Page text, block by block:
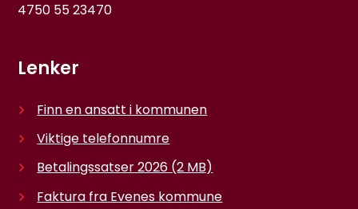
4750 55 23470
Lenker
Finn en ansatt i kommunen
Viktige telefonnumre
Betalingssatser 2026 (2 MB)
Faktura fra Evenes kommune